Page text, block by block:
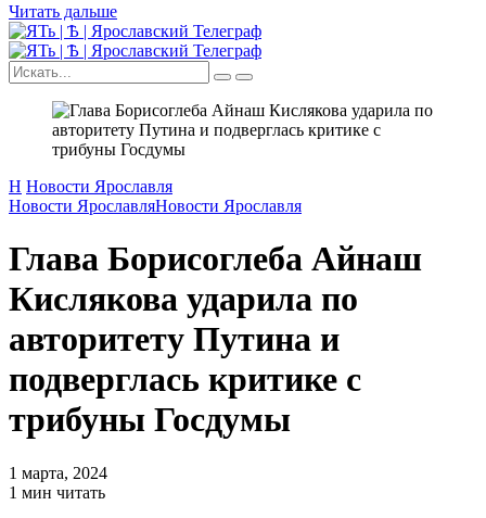
Читать дальше
Н Новости Ярославля
Новости ЯрославляНовости Ярославля
Глава Борисоглеба Айнаш
Кислякова ударила по
авторитету Путина и
подверглась критике с
трибуны Госдумы
1 марта, 2024
1 мин читать